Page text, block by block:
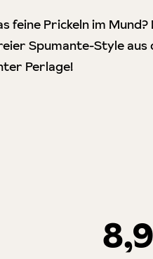
feine Prickeln im
Spumante-Style aus
Perlage!